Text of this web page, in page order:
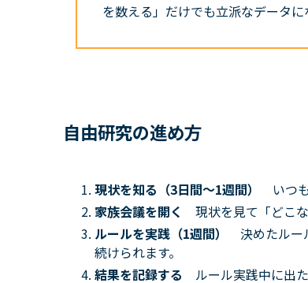
を数える」だけでも立派なデータに
自由研究の進め方
現状を知る（3日間〜1週間） いつ
家族会議を開く 現状を見て「どこ
ルールを実践（1週間） 決めたルー
続けられます。
結果を記録する ルール実践中に出